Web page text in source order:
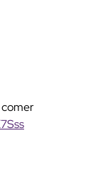
comer